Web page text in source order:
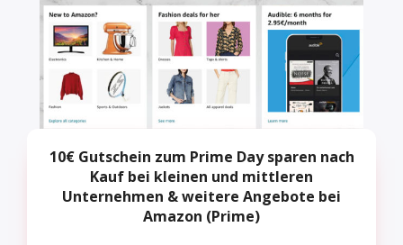
10€ Gutschein zum Prime Day sparen nach
Kauf bei kleinen und mittleren
Unternehmen & weitere Angebote bei
Amazon (Prime)